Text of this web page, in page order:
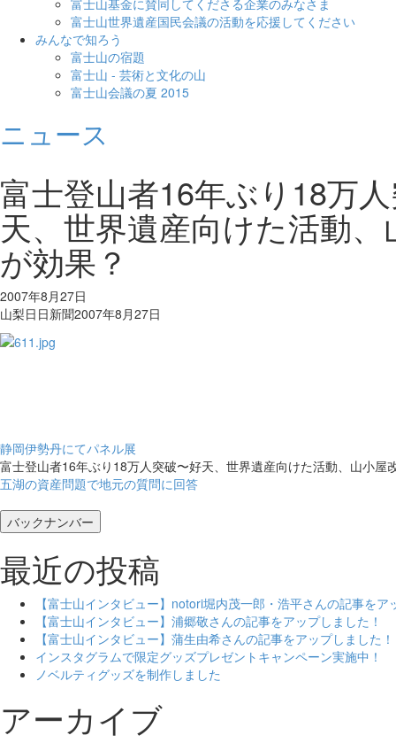
富士山基金に賛同してくださる企業のみなさま
富士山世界遺産国民会議の活動を応援してください
みんなで知ろう
富士山の宿題
富士山 - 芸術と文化の山
富士山会議の夏 2015
ニュース
富士登山者16年ぶり18万
天、世界遺産向けた活動、
が効果？
2007年8月27日
山梨日日新聞2007年8月27日
静岡伊勢丹にてパネル展
富士登山者16年ぶり18万人突破〜好天、世界遺産向けた活動、山小屋
五湖の資産問題で地元の質問に回答
バックナンバー
最近の投稿
【富士山インタビュー】notori堀内茂一郎・浩平さんの記事をア
【富士山インタビュー】浦郷敬さんの記事をアップしました！
【富士山インタビュー】蒲生由希さんの記事をアップしました！
インスタグラムで限定グッズプレゼントキャンペーン実施中！
ノベルティグッズを制作しました
アーカイブ